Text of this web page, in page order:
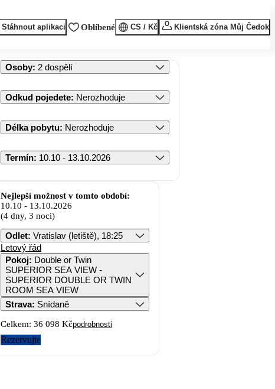
Stáhnout aplikaci Oblíbené CS / Kč Klientská zóna Můj Čedok
Osoby: 2 dospělí
Odkud pojedete: Nerozhoduje
Délka pobytu: Nerozhoduje
Termín: 10.10 - 13.10.2026
Nejlepší možnost v tomto období:
10.10 - 13.10.2026
(4 dny, 3 noci)
Odlet: Vratislav (letiště), 18:25
Letový řád
Pokoj: Double or Twin
SUPERIOR SEA VIEW -
SUPERIOR DOUBLE OR TWIN
ROOM SEA VIEW
Strava: Snídaně
Celkem: 36 098 Kčpodrobnosti
Rezervujte